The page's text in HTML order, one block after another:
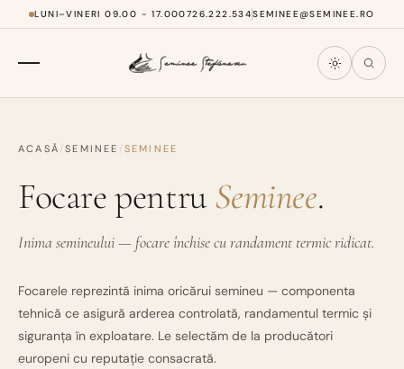
LUNI–VINERI 09.00 - 17.000726.222.534SEMINEE@SEMINEE.RO
ACASĂ /SEMINEE /SEMINEE
Focare pentru Seminee.
Inima semineului — focare închise cu randament termic ridicat.
Focarele reprezintă inima oricărui semineu — componenta
tehnică ce asigură arderea controlată, randamentul termic și
siguranța în exploatare. Le selectăm de la producători
europeni cu reputație consacrată.